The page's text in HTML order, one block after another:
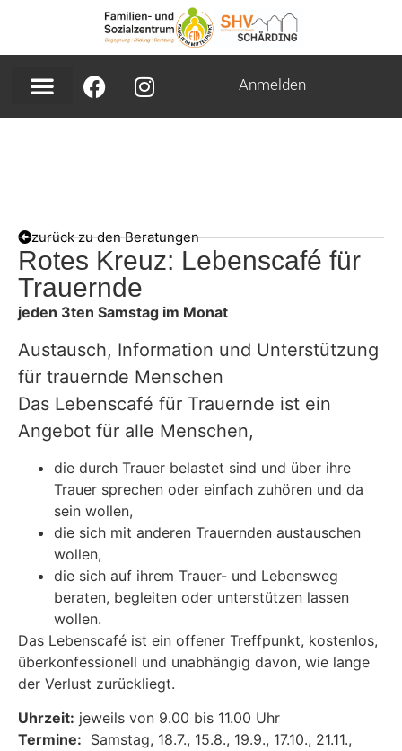
Anmelden
zurück zu den Beratungen
Rotes Kreuz: Lebenscafé für
Trauernde
jeden 3ten Samstag im Monat
Austausch, Information und Unterstützung
für trauernde Menschen
Das Lebenscafé für Trauernde ist ein
Angebot für alle Menschen,
die durch Trauer belastet sind und über ihre
Trauer sprechen oder einfach zuhören und da
sein wollen,
die sich mit anderen Trauernden austauschen
wollen,
die sich auf ihrem Trauer- und Lebensweg
beraten, begleiten oder unterstützen lassen
wollen.
Das Lebenscafé ist ein offener Treffpunkt, kostenlos,
überkonfessionell und unabhängig davon, wie lange
der Verlust zurückliegt.
Uhrzeit: jeweils von 9.00 bis 11.00 Uhr
Termine: Samstag, 18.7., 15.8., 19.9., 17.10., 21.11.,